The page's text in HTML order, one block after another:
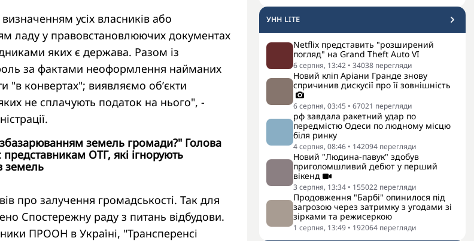
УНН LITE
Netflix представить "розширений
погляд" на Grand Theft Auto VI
6 серпня, 13:42 • 34038 перегляди
Новий кліп Аріани Гранде знову
спричинив дискусії про її зовнішність
6 серпня, 03:45 • 67021 перегляди
рф завдала ракетний удар по
передмістю Одеси по людному місцю
біля ринку
4 серпня, 08:46 • 142094 перегляди
Новий "Людина-павук" здобув
приголомшливий дебют у перший
вікенд
3 серпня, 13:34 • 155022 перегляди
Продовження "Барбі" опинилося під
загрозою через затримку з угодами зі
зірками та режисеркою
1 серпня, 13:49 • 192064 перегляди
усіх власників або
ладу у правовстановлюючих документах
яких є держава. Разом із
за фактами неоформлення найманих
"в конвертах"; виявляємо об’єкти
не сплачують податок на нього", -
земель громади?" Голова
ОТГ, які ігнорують
земель
про залучення громадськості. Так для
Спостережну раду з питань відбудови.
ПРООН в Україні, "Трансперенсі